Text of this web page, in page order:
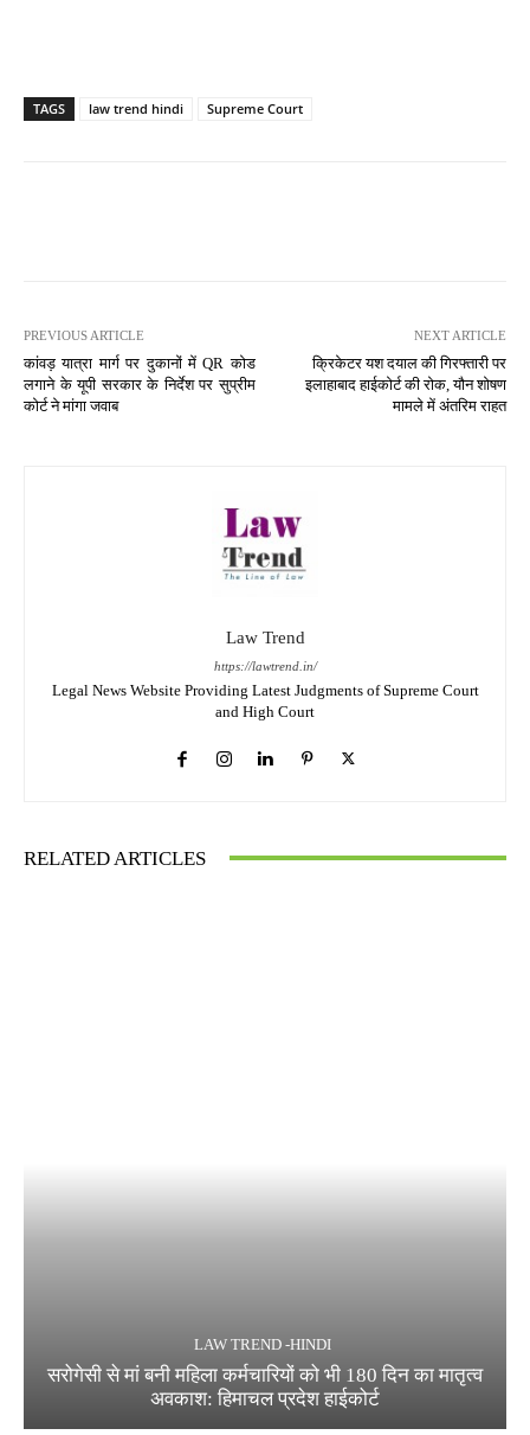
TAGS law trend hindi Supreme Court
PREVIOUS ARTICLE
कांवड़ यात्रा मार्ग पर दुकानों में QR कोड
लगाने के यूपी सरकार के निर्देश पर सुप्रीम
कोर्ट ने मांगा जवाब
NEXT ARTICLE
क्रिकेटर यश दयाल की गिरफ्तारी पर
इलाहाबाद हाईकोर्ट की रोक, यौन शोषण
मामले में अंतरिम राहत
Law Trend
https://lawtrend.in/
Legal News Website Providing Latest Judgments of Supreme Court
and High Court
RELATED ARTICLES
LAW TREND -HINDI
सरोगेसी से मां बनी महिला कर्मचारियों को भी 180 दिन का मातृत्व
अवकाश: हिमाचल प्रदेश हाईकोर्ट